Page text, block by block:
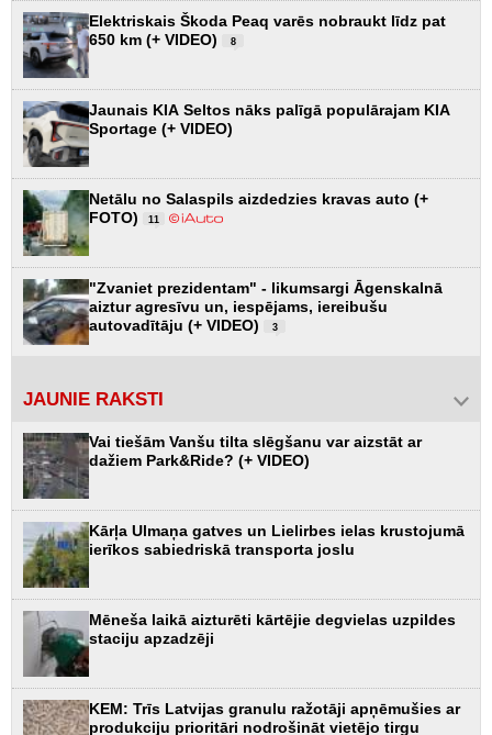
Elektriskais Škoda Peaq varēs nobraukt līdz pat
650 km (+ VIDEO)
8
Jaunais KIA Seltos nāks palīgā populārajam KIA
Sportage (+ VIDEO)
Netālu no Salaspils aizdedzies kravas auto (+
FOTO)
11
"Zvaniet prezidentam" - likumsargi Āgenskalnā
aiztur agresīvu un, iespējams, iereibušu
autovadītāju (+ VIDEO)
3
JAUNIE RAKSTI
Vai tiešām Vanšu tilta slēgšanu var aizstāt ar
dažiem Park&Ride? (+ VIDEO)
Kārļa Ulmaņa gatves un Lielirbes ielas krustojumā
ierīkos sabiedriskā transporta joslu
Mēneša laikā aizturēti kārtējie degvielas uzpildes
staciju apzadzēji
KEM: Trīs Latvijas granulu ražotāji apņēmušies ar
produkciju prioritāri nodrošināt vietējo tirgu